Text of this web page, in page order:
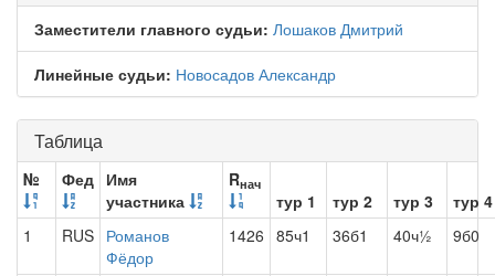
Заместители главного судьи: Лошаков Дмитрий
Линейные судьи: Новосадов Александр
Таблица
№ Фед Имя
участника
Rнач
тур 1 тур 2 тур 3
тур 4
1
RUS Романов
Фёдор
1426 85ч1 36б1 40ч½ 9б0